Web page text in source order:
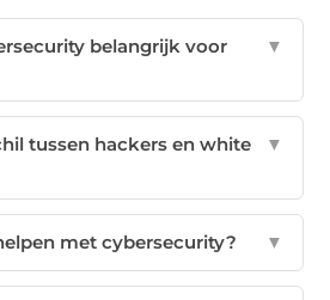
belangrijk voor
▼
tussen hackers en white
▼
met cybersecurity? ▼